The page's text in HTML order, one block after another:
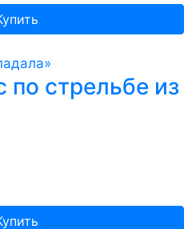
по стрельбе из